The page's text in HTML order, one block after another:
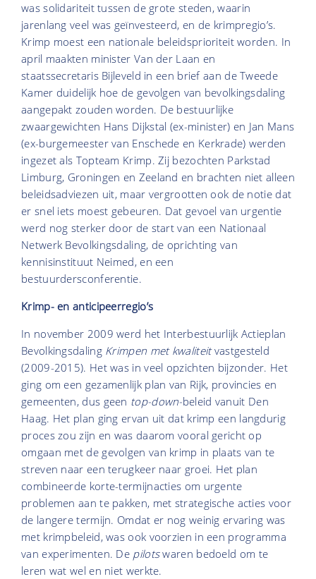
was solidariteit tussen de grote steden, waarin
jarenlang veel was geïnvesteerd, en de krimpregio’s.
Krimp moest een nationale beleidsprioriteit worden. In
april maakten minister Van der Laan en
staatssecretaris Bijleveld in een brief aan de Tweede
Kamer duidelijk hoe de gevolgen van bevolkingsdaling
aangepakt zouden worden. De bestuurlijke
zwaargewichten Hans Dijkstal (ex-minister) en Jan Mans
(ex-burgemeester van Enschede en Kerkrade) werden
ingezet als Topteam Krimp. Zij bezochten Parkstad
Limburg, Groningen en Zeeland en brachten niet alleen
beleidsadviezen uit, maar vergrootten ook de notie dat
er snel iets moest gebeuren. Dat gevoel van urgentie
werd nog sterker door de start van een Nationaal
Netwerk Bevolkingsdaling, de oprichting van
kennisinstituut Neimed, en een
bestuurdersconferentie.
Krimp- en anticipeerregio’s
In november 2009 werd het Interbestuurlijk Actieplan
Bevolkingsdaling Krimpen met kwaliteitvastgesteld
(2009-2015). Het was in veel opzichten bijzonder. Het
ging om een gezamenlijk plan van Rijk, provincies en
gemeenten, dus geen top-down-beleid vanuit Den
Haag. Het plan ging ervan uit dat krimp een langdurig
proces zou zijn en was daarom vooral gericht op
omgaan met de gevolgen van krimp in plaats van te
streven naar een terugkeer naar groei. Het plan
combineerde korte-termijnacties om urgente
problemen aan te pakken, met strategische acties voor
de langere termijn. Omdat er nog weinig ervaring was
met krimpbeleid, was ook voorzien in een programma
van experimenten. De pilotswaren bedoeld om te
leren wat wel en niet werkte.